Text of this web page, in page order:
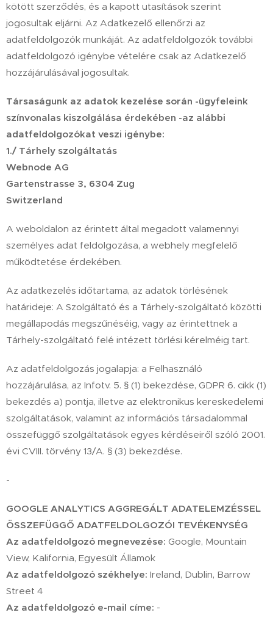
kötött szerződés, és a kapott utasítások szerint
jogosultak eljárni. Az Adatkezelő ellenőrzi az
adatfeldolgozók munkáját. Az adatfeldolgozók további
adatfeldolgozó igénybe vételére csak az Adatkezelő
hozzájárulásával jogosultak.
Társaságunk az adatok kezelése során -ügyfeleink
színvonalas kiszolgálása érdekében -az alábbi
adatfeldolgozókat veszi igénybe:
1./ Tárhely szolgáltatás
Webnode AG
Gartenstrasse 3, 6304 Zug
Switzerland
A weboldalon az érintett által megadott valamennyi
személyes adat feldolgozása, a webhely megfelelő
működtetése érdekében.
Az adatkezelés időtartama, az adatok törlésének
határideje: A Szolgáltató és a Tárhely-szolgáltató közötti
megállapodás megszűnéséig, vagy az érintettnek a
Tárhely-szolgáltató felé intézett törlési kérelméig tart.
Az adatfeldolgozás jogalapja: a Felhasználó
hozzájárulása, az Infotv. 5. § (1) bekezdése, GDPR 6. cikk (1)
bekezdés a) pontja, illetve az elektronikus kereskedelemi
szolgáltatások, valamint az információs társadalommal
összefüggő szolgáltatások egyes kérdéseiről szóló 2001.
évi CVIII. törvény 13/A. § (3) bekezdése.
-
GOOGLE ANALYTICS AGGREGÁLT ADATELEMZÉSSEL
ÖSSZEFÜGGŐ ADATFELDOLGOZÓI TEVÉKENYSÉG
Az adatfeldolgozó megnevezése: Google, Mountain
View, Kalifornia, Egyesült Államok
Az adatfeldolgozó székhelye: Ireland, Dublin, Barrow
Street 4
Az adatfeldolgozó e-mail címe: -